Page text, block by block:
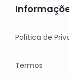
Política de
Termos